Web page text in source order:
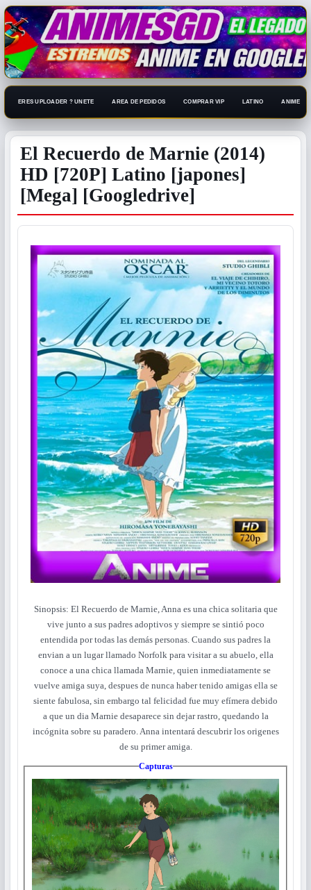
ERES UPLOADER ? UNETE AREA DE PEDIDOS COMPRAR VIP LATINO ANIME
El Recuerdo de Marnie (2014)
HD [720P] Latino [japones]
[Mega] [Googledrive]
Sinopsis: El Recuerdo de Marnie, Anna es una chica solitaria que
vive junto a sus padres adoptivos y siempre se sintió poco
entendida por todas las demás personas. Cuando sus padres la
envian a un lugar llamado Norfolk para visitar a su abuelo, ella
conoce a una chica llamada Marnie, quien inmediatamente se
vuelve amiga suya, despues de nunca haber tenido amigas ella se
siente fabulosa, sin embargo tal felicidad fue muy efí­mera debido
a que un dia Marnie desaparece sin dejar rastro, quedando la
incógnita sobre su paradero. Anna intentará descubrir los origenes
de su primer amiga.
Capturas